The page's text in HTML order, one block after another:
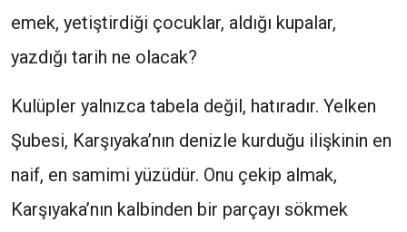
emek, yetiştirdiği çocuklar, aldığı kupalar,
yazdığı tarih ne olacak?
Kulüpler yalnızca tabela değil, hatıradır. Yelken
Şubesi, Karşıyaka’nın denizle kurduğu ilişkinin en
naif, en samimi yüzüdür. Onu çekip almak,
Karşıyaka’nın kalbinden bir parçayı sökmek